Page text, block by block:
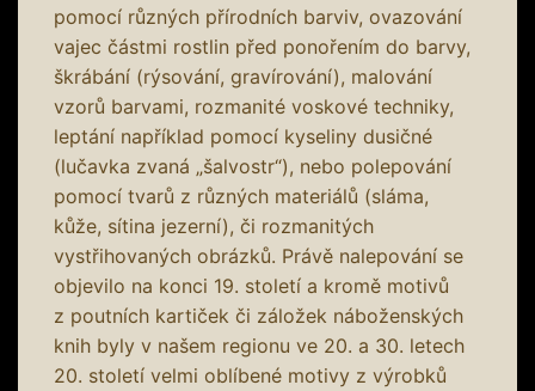
pomocí různých přírodních barviv, ovazování
vajec částmi rostlin před ponořením do barvy,
škrábání (rýsování, gravírování), malování
vzorů barvami, rozmanité voskové techniky,
leptání například pomocí kyseliny dusičné
(lučavka zvaná „šalvostr“), nebo polepování
pomocí tvarů z různých materiálů (sláma,
kůže, sítina jezerní), či rozmanitých
vystřihovaných obrázků. Právě nalepování se
objevilo na konci 19. století a kromě motivů
z poutních kartiček či záložek náboženských
knih byly v našem regionu ve 20. a 30. letech
20. století velmi oblíbené motivy z výrobků